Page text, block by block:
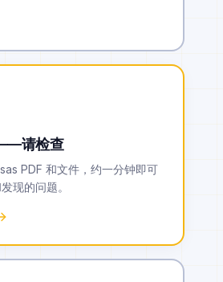
请检查
PDF 和文件，约一分钟即可
现的问题。